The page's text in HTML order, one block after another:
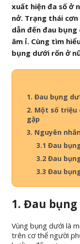
xuất hiện đa số ở
nở. Trạng thái
dẫn đến đau
âm ỉ. Cùng tìm
bụng dưới rốn ở
1. Đau bụng
2. Một số
gặp
3. Nguyên
3.1 Đau
3.2 Đau
3.3 Đau
1. Đau
Vùng bụng dưới là
trên cơ thể người